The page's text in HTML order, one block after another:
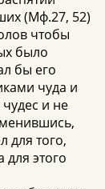
(Мф.27, 52)
чтобы
было
бы его
чуда и
и не
для того,
для этого